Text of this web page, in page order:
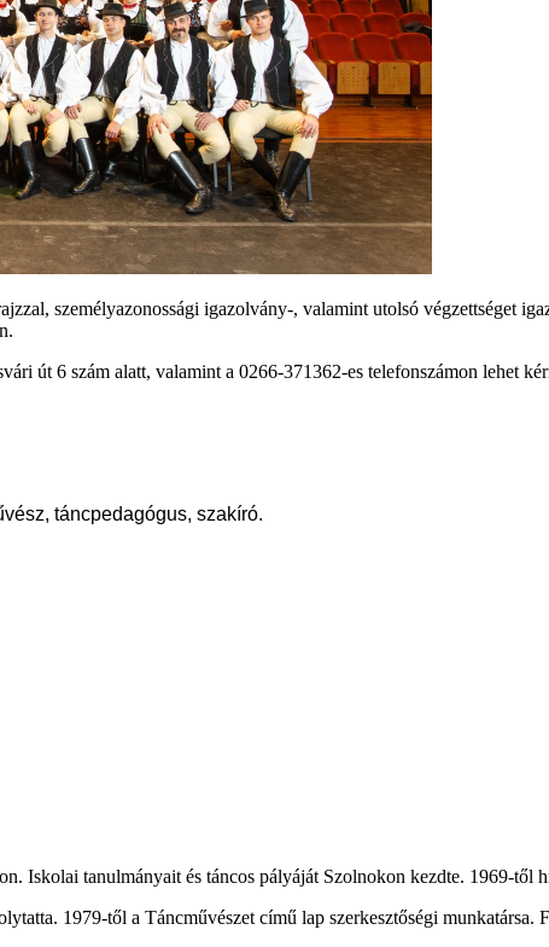
személyazonossági igazolvány-, valamint utolsó végzettséget
út 6 szám alatt, valamint a 0266-371362-es telefonszámon lehet
táncpedagógus, szakíró.
Iskolai tanulmányait és táncos pályáját Szolnokon kezdte. 1969-től
1979-től a Táncművészet című lap szerkesztőségi munkatársa.